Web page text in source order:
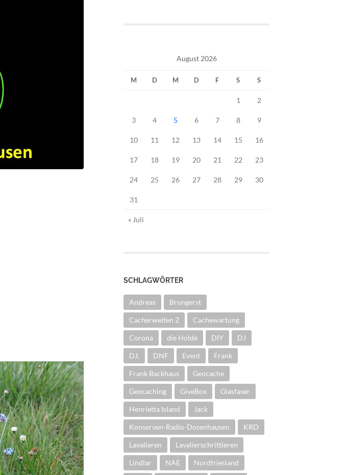
August 2026
M D M D F S S
1 2
3 4 5 6 7 8 9
10 11 12 13 14 15 16
17 18 19 20 21 22 23
24 25 26 27 28 29 30
31
« Juli
SCHLAGWÖRTER
Andreas Brungerst
Cacherwelten 2 Cachewartung
Corona die Holde DIY DJ
DJ. DNF Event Frank
Frank Backhaus Geocache
Geocaching GiveBox Glasfaser
Henrietta Island Jack
Konserven-Radio-Dosenhausen KRD
Lavalieren Lavalierschrittieren
Lindlar NAE Nordfriesland